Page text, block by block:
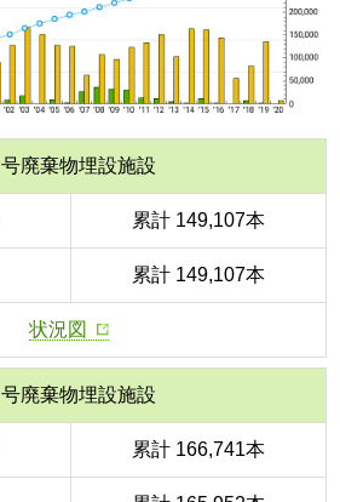
号廃棄物埋設施設
累計 149,107本
累計 149,107本
状況図
号廃棄物埋設施設
累計 166,741本